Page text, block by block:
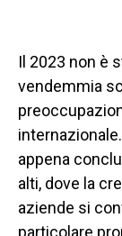
Il 2023 non è
vendemmia
appena
alti, dove la
aziende si
particolare